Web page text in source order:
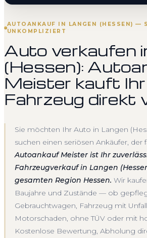
AUTOANKAUF IN LANGEN (HESSEN) —
UNKOMPLIZIERT
Auto verkaufen
(Hessen):
Meister kauft Ihr
Fahrzeug direkt
Sie möchten Ihr Auto in Langen
suchen einen seriösen Ankäufer, der
Autoankauf Meister ist Ihr
Fahrzeugverkauf in Langen
gesamten Region Hessen. Wir
Baujahre und Zustände — ob
Gebrauchtwagen, Fahrzeug mit
Motorschaden, ohne TÜV oder mit
Kostenlose Bewertung, Abholung